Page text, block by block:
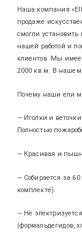
Наша компания
продаже
смогли установить
нашей работой и
клиентов. Мы
2000 кв.м. В нашем
Почему наши ели
— Иголки и
Полностью
— Красивая и
— Собирается за
комплекте).
— Не
(формальдегидов,